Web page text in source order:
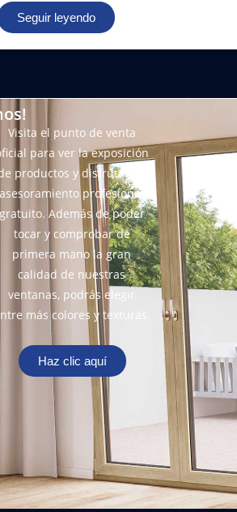
Seguir leyendo
Visita el punto de venta
para ver la exposición
productos y disfrutar de
asesoramiento profesional
gratuito. Además de poder
tocar y comprobar de
primera mano la gran
calidad de nuestras
ventanas, podrás elegir
más colores y texturas.
Haz clic aquí